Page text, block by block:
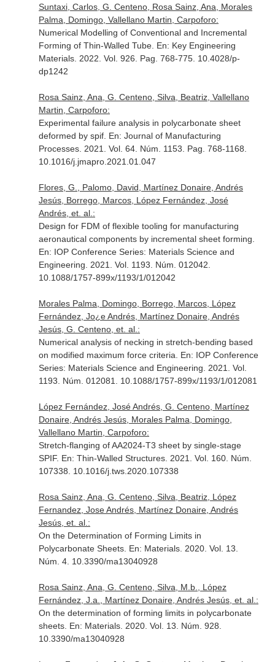
Suntaxi, Carlos, G. Centeno, Rosa Sainz, Ana, Morales
Palma, Domingo, Vallellano Martin, Carpoforo:
Numerical Modelling of Conventional and Incremental
Forming of Thin-Walled Tube. En: Key Engineering
Materials. 2022. Vol. 926. Pag. 768-775. 10.4028/p-
dp1242
Rosa Sainz, Ana, G. Centeno, Silva, Beatriz, Vallellano
Martin, Carpoforo:
Experimental failure analysis in polycarbonate sheet
deformed by spif. En: Journal of Manufacturing
Processes. 2021. Vol. 64. Núm. 1153. Pag. 768-1168.
10.1016/j.jmapro.2021.01.047
Flores, G., Palomo, David, Martínez Donaire, Andrés
Jesús, Borrego, Marcos, López Fernández, José
Andrés, et. al.:
Design for FDM of flexible tooling for manufacturing
aeronautical components by incremental sheet forming.
En: IOP Conference Series: Materials Science and
Engineering . 2021. Vol. 1193. Núm. 012042.
10.1088/1757-899x/1193/1/012042
Morales Palma, Domingo, Borrego, Marcos, López
Fernández, Jo¿e Andrés, Martínez Donaire, Andrés
Jesús, G. Centeno, et. al.:
Numerical analysis of necking in stretch-bending based
on modified maximum force criteria. En: IOP Conference
Series: Materials Science and Engineering . 2021. Vol.
1193. Núm. 012081. 10.1088/1757-899x/1193/1/012081
López Fernández, José Andrés, G. Centeno, Martínez
Donaire, Andrés Jesús, Morales Palma, Domingo,
Vallellano Martin, Carpoforo:
Stretch-flanging of AA2024-T3 sheet by single-stage
SPIF. En: Thin-Walled Structures. 2021. Vol. 160. Núm.
107338. 10.1016/j.tws.2020.107338
Rosa Sainz, Ana, G. Centeno, Silva, Beatriz, López
Fernandez, Jose Andrés, Martínez Donaire, Andrés
Jesús, et. al.:
On the Determination of Forming Limits in
Polycarbonate Sheets. En: Materials. 2020. Vol. 13.
Núm. 4. 10.3390/ma13040928
Rosa Sainz, Ana, G. Centeno, Silva, M.b., López
Fernández, J.a., Martínez Donaire, Andrés Jesús, et. al.:
On the determination of forming limits in polycarbonate
sheets. En: Materials. 2020. Vol. 13. Núm. 928.
10.3390/ma13040928